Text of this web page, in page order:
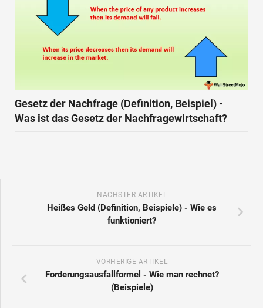
Gesetz der Nachfrage (Definition, Beispiel) -
Was ist das Gesetz der Nachfragewirtschaft?
NÄCHSTER ARTIKEL
Heißes Geld (Definition, Beispiele) - Wie es
funktioniert?
VORHERIGE ARTIKEL
Forderungsausfallformel - Wie man rechnet?
(Beispiele)